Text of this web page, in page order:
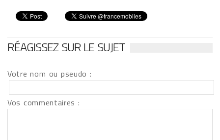
RÉAGISSEZ SUR LE SUJET
Votre nom ou pseudo :
Vos commentaires :